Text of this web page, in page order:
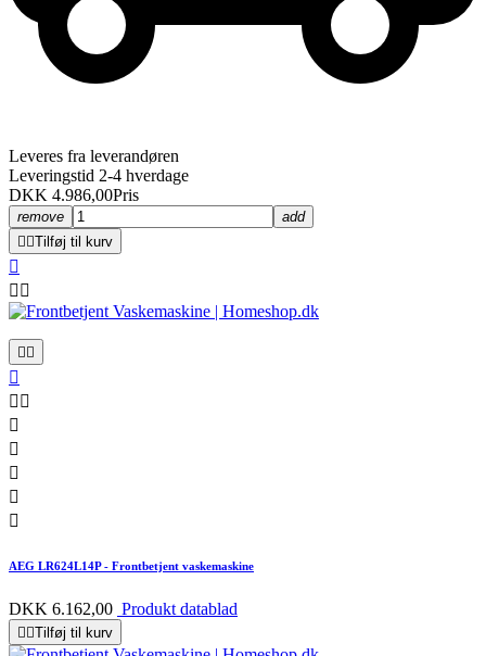
Leveres fra leverandøren
Leveringstid 2-4 hverdage
DKK 4.986,00Pris
remove
add
 Tilføj til kurv

 
 

 





AEG LR624L14P - Frontbetjent vaskemaskine
DKK 6.162,00 Produkt datablad
 Tilføj til kurv